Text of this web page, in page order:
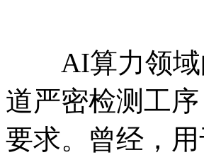
AI算力领域
道严密检测工
要求。曾经，